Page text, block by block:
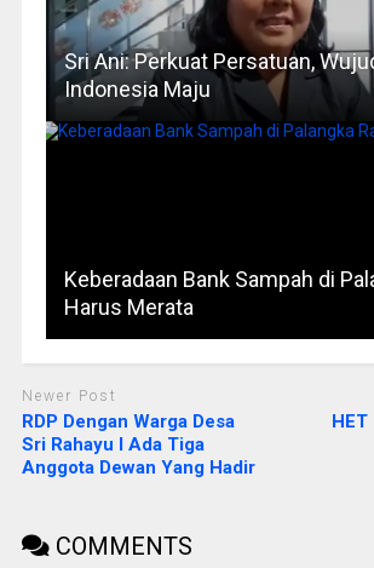
Sri Ani: Perkuat Persatuan,
Indonesia Maju
Keberadaan Bank Sampah di
Harus Merata
Newer Post
RDP Dengan Warga Desa
Sri Rahayu I Ada Tiga
Anggota Dewan Yang Hadir
COMMENTS